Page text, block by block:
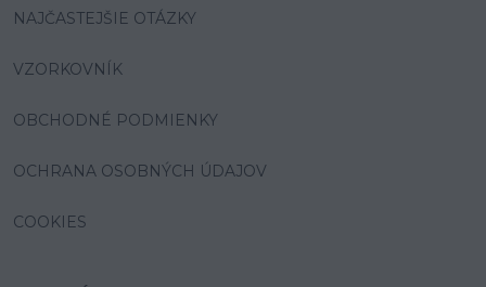
NAJČASTEJŠIE OTÁZKY
VZORKOVNÍK
OBCHODNÉ PODMIENKY
OCHRANA OSOBNÝCH ÚDAJOV
COOKIES